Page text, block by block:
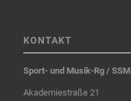
KONTAKT
Sport- und Musik-Rg / SSM
Akademiestraße 21